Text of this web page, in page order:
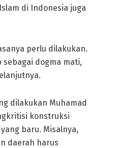
di Indonesia juga
perlu dilakukan.
dogma mati,
dilakukan Muhamad
konstruksi
baru. Misalnya,
daerah harus